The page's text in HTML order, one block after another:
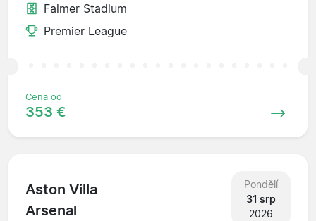
Falmer Stadium
Premier League
Cena od
353 €
Aston Villa
Arsenal
Pondělí
31 srp
2026